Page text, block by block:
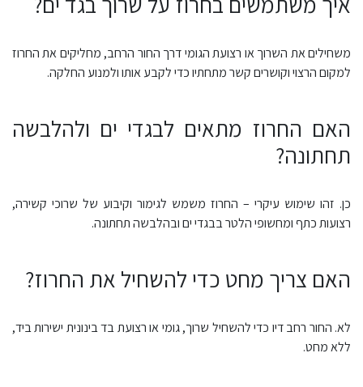
משחילים את השרוך או רצועת הגומי דרך החור הרחב, מחליקים את החרוז
למקום הרצוי וקושרים קשר מתחתיו כדי לקבע אותו ולמנוע החלקה.
האם החרוז מתאים לבגדי ים ולהלבשה
תחתונה?
כן. זהו שימוש עיקרי – החרוז משמש לגימור וקיבוע של שרוכי קשירה,
רצועות כתף ומחשופי הלטר בבגדי ים ובהלבשה תחתונה.
האם צריך מחט כדי להשחיל את החרוז?
לא. החור רחב דיו כדי להשחיל שרוך, גומי או רצועת בד בינונית ישירות ביד,
ללא מחט.